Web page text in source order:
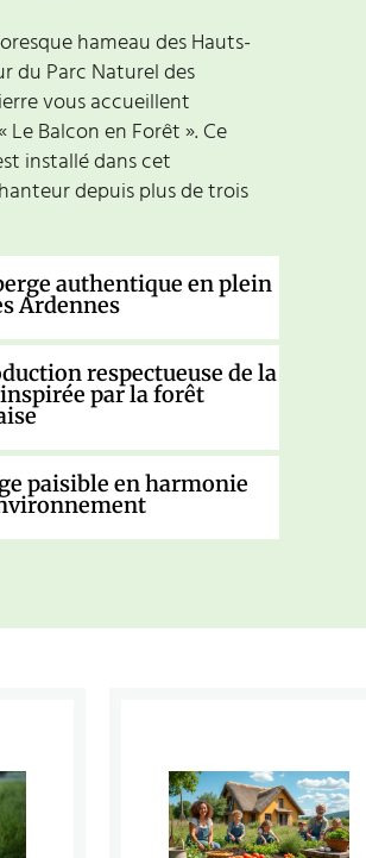
hameau des Hauts-
du Parc Naturel des
vous accueillent
Balcon en Forêt ». Ce
installé dans cet
depuis plus de trois
authentique en plein
Ardennes
respectueuse de la
par la forêt
paisible en harmonie